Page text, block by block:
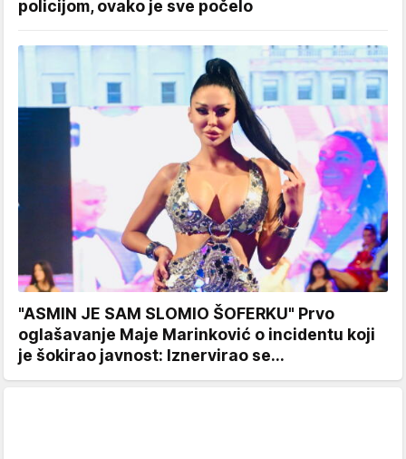
policijom, ovako je sve počelo
"ASMIN JE SAM SLOMIO ŠOFERKU" Prvo
oglašavanje Maje Marinković o incidentu koji
je šokirao javnost: Iznervirao se...